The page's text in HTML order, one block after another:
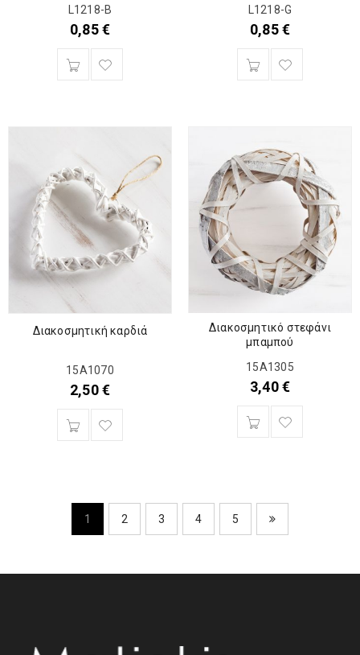
L1218-B
0,85€
L1218-G
0,85€
Διακοσμητική καρδιά
15Α1070
2,50€
Διακοσμητικό στεφάνι
μπαμπού
15Α1305
3,40€
1 2 3 4 5